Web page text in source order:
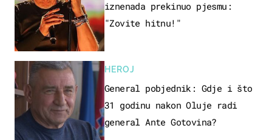
iznenada prekinuo pjesmu:
"Zovite hitnu!"
HEROJ
General pobjednik: Gdje i što
31 godinu nakon Oluje radi
general Ante Gotovina?